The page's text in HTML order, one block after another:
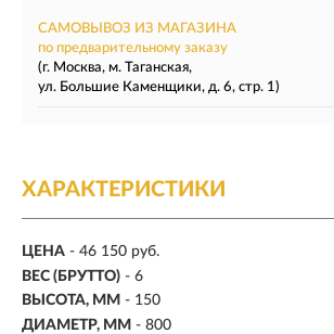
САМОВЫВОЗ ИЗ МАГАЗИНА
по предварительному заказу
(г. Москва, м. Таганская,
ул. Большие Каменщики, д. 6, стр. 1)
ХАРАКТЕРИСТИКИ
ЦЕНА - 46 150 руб.
ВЕС (БРУТТО) - 6
ВЫСОТА, ММ - 150
ДИАМЕТР, ММ - 800